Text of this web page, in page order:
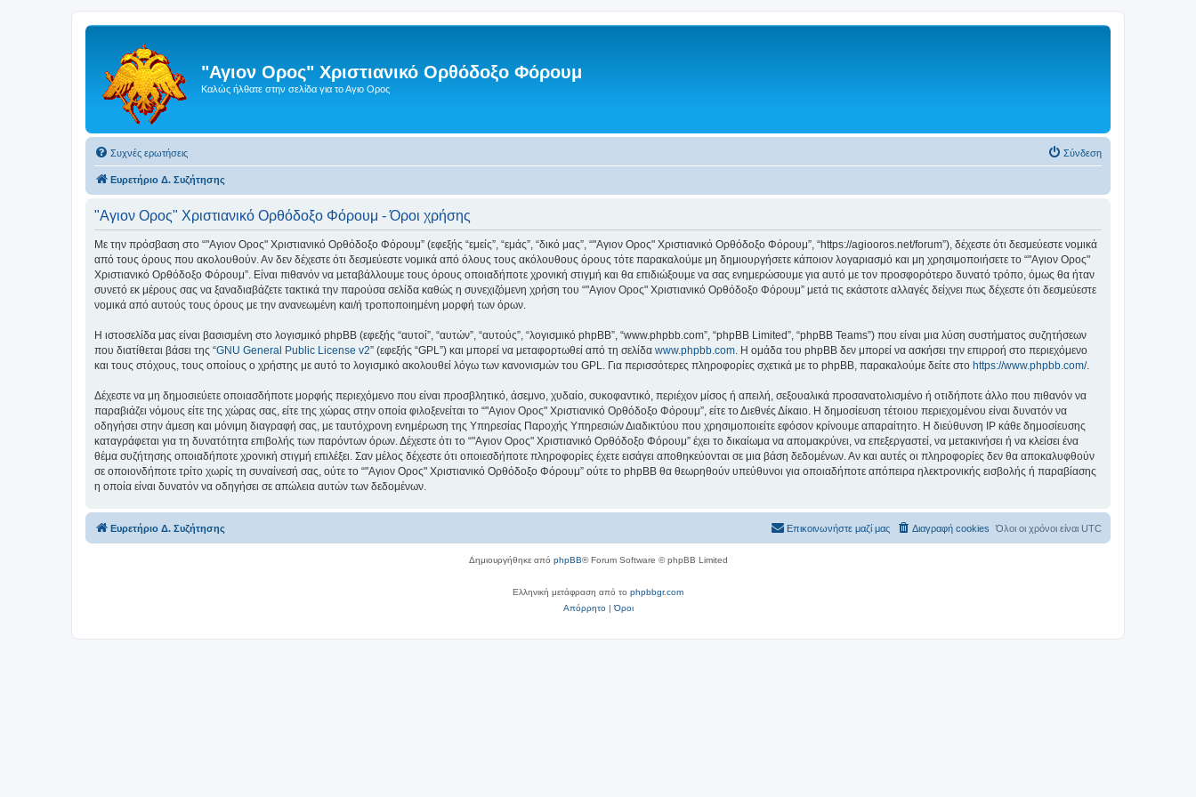
"Αγιον Ορος" Χριστιανικό Ορθόδοξο Φόρουμ
Καλώς ήλθατε στην σελίδα για το Αγιο Ορος
Συχνές ερωτήσεις Σύνδεση
Ευρετήριο Δ. Συζήτησης
"Αγιον Ορος" Χριστιανικό Ορθόδοξο Φόρουμ - Όροι χρήσης
Με την πρόσβαση στο “"Αγιον Ορος" Χριστιανικό Ορθόδοξο Φόρουμ” (εφεξής “εμείς”, “εμάς”, “δικό μας”, “"Αγιον Ορος" Χριστιανικό Ορθόδοξο Φόρουμ”, “https://agiooros.net/forum”), δέχεστε ότι δεσμεύεστε νομικά
από τους όρους που ακολουθούν. Αν δεν δέχεστε ότι δεσμεύεστε νομικά από όλους τους ακόλουθους όρους τότε παρακαλούμε μη δημιουργήσετε κάποιον λογαριασμό και μη χρησιμοποιήσετε το “"Αγιον Ορος"
Χριστιανικό Ορθόδοξο Φόρουμ”. Είναι πιθανόν να μεταβάλλουμε τους όρους οποιαδήποτε χρονική στιγμή και θα επιδιώξουμε να σας ενημερώσουμε για αυτό με τον προσφορότερο δυνατό τρόπο, όμως θα ήταν
συνετό εκ μέρους σας να ξαναδιαβάζετε τακτικά την παρούσα σελίδα καθώς η συνεχιζόμενη χρήση του “"Αγιον Ορος" Χριστιανικό Ορθόδοξο Φόρουμ” μετά τις εκάστοτε αλλαγές δείχνει πως δέχεστε ότι δεσμεύεστε
νομικά από αυτούς τους όρους με την ανανεωμένη και/ή τροποποιημένη μορφή των όρων.
Η ιστοσελίδα μας είναι βασισμένη στο λογισμικό phpBB (εφεξής “αυτοί”, “αυτών”, “αυτούς”, “λογισμικό phpBB”, “www.phpbb.com”, “phpBB Limited”, “phpBB Teams”) που είναι μια λύση συστήματος συζητήσεων
που διατίθεται βάσει της “GNU General Public License v2” (εφεξής “GPL”) και μπορεί να μεταφορτωθεί από τη σελίδα www.phpbb.com. Η ομάδα του phpBB δεν μπορεί να ασκήσει την επιρροή στο περιεχόμενο
και τους στόχους, τους οποίους ο χρήστης με αυτό το λογισμικό ακολουθεί λόγω των κανονισμών του GPL. Για περισσότερες πληροφορίες σχετικά με το phpBB, παρακαλούμε δείτε στο https://www.phpbb.com/.
Δέχεστε να μη δημοσιεύετε οποιασδήποτε μορφής περιεχόμενο που είναι προσβλητικό, άσεμνο, χυδαίο, συκοφαντικό, περιέχον μίσος ή απειλή, σεξουαλικά προσανατολισμένο ή οτιδήποτε άλλο που πιθανόν να
παραβιάζει νόμους είτε της χώρας σας, είτε της χώρας στην οποία φιλοξενείται το “"Αγιον Ορος" Χριστιανικό Ορθόδοξο Φόρουμ”, είτε το Διεθνές Δίκαιο. Η δημοσίευση τέτοιου περιεχομένου είναι δυνατόν να
οδηγήσει στην άμεση και μόνιμη διαγραφή σας, με ταυτόχρονη ενημέρωση της Υπηρεσίας Παροχής Υπηρεσιών Διαδικτύου που χρησιμοποιείτε εφόσον κρίνουμε απαραίτητο. Η διεύθυνση IP κάθε δημοσίευσης
καταγράφεται για τη δυνατότητα επιβολής των παρόντων όρων. Δέχεστε ότι το “"Αγιον Ορος" Χριστιανικό Ορθόδοξο Φόρουμ” έχει το δικαίωμα να απομακρύνει, να επεξεργαστεί, να μετακινήσει ή να κλείσει ένα
θέμα συζήτησης οποιαδήποτε χρονική στιγμή επιλέξει. Σαν μέλος δέχεστε ότι οποιεσδήποτε πληροφορίες έχετε εισάγει αποθηκεύονται σε μια βάση δεδομένων. Αν και αυτές οι πληροφορίες δεν θα αποκαλυφθούν
σε οποιονδήποτε τρίτο χωρίς τη συναίνεσή σας, ούτε το “"Αγιον Ορος" Χριστιανικό Ορθόδοξο Φόρουμ” ούτε το phpBB θα θεωρηθούν υπεύθυνοι για οποιαδήποτε απόπειρα ηλεκτρονικής εισβολής ή παραβίασης
η οποία είναι δυνατόν να οδηγήσει σε απώλεια αυτών των δεδομένων.
Ευρετήριο Δ. Συζήτησης Όλοι οι χρόνοι είναι UTC
Διαγραφή cookies
Επικοινωνήστε μαζί μας
Δημιουργήθηκε από phpBB® Forum Software © phpBB Limited
Ελληνική μετάφραση από το phpbbgr.com
Απόρρητο|Όροι